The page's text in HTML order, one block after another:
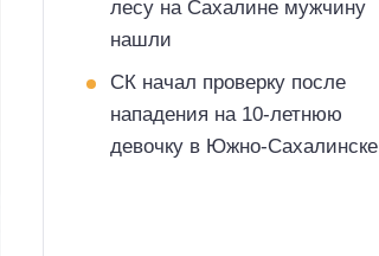
лесу на Сахалине мужчину
нашли
СК начал проверку после
нападения на 10-летнюю
девочку в Южно-Сахалинске